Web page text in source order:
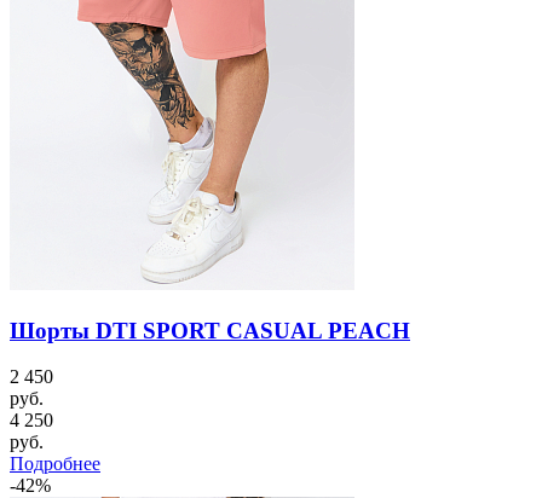
Шорты DTI SPORT CASUAL PEACH
2 450
руб.
4 250
руб.
Подробнее
-42%